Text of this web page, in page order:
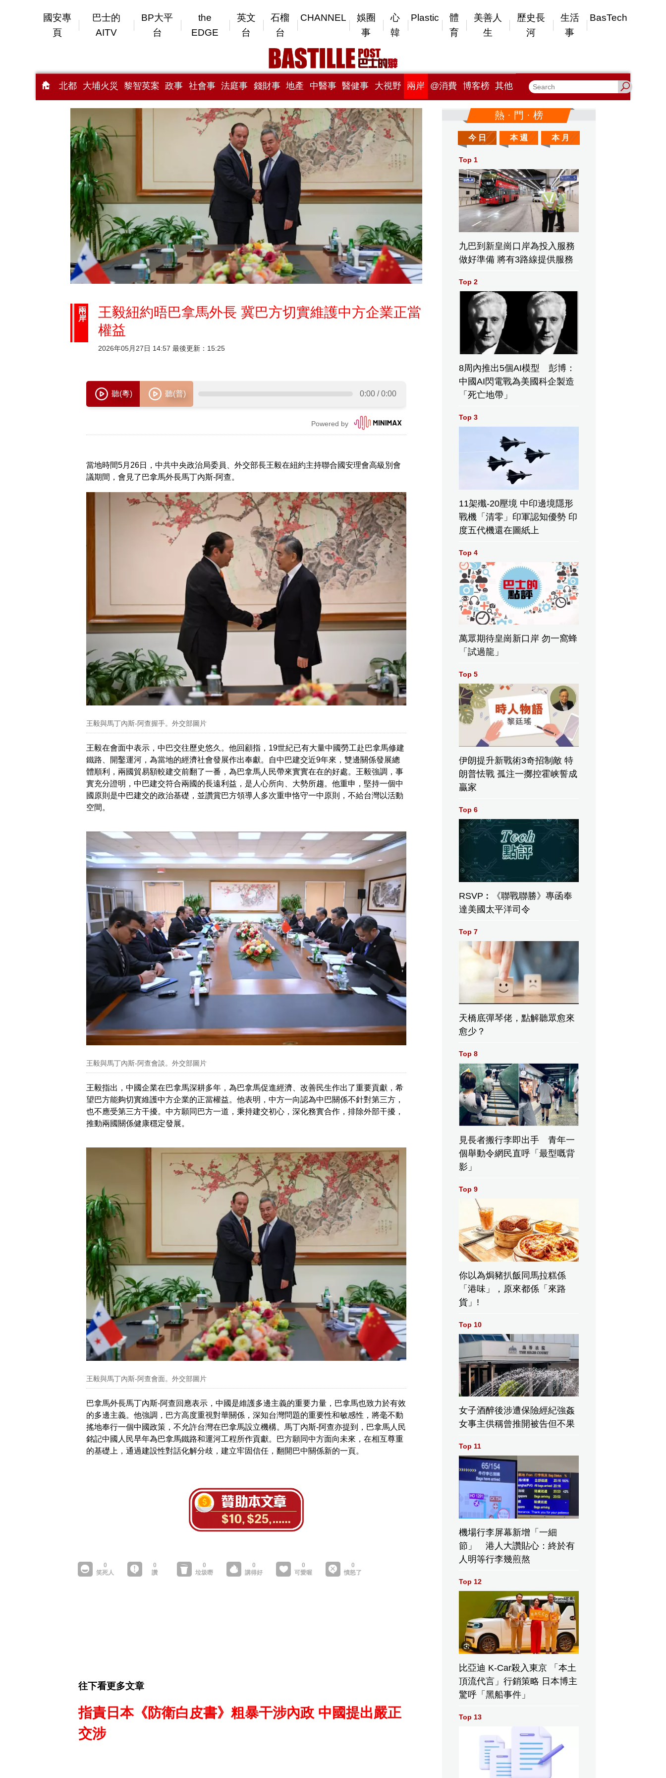
國安專
頁
巴士的
AITV
BP大平
台
the
EDGE
英文
台
石榴
台
CHANNEL
娛圈
事
心
韓
Plastic
體
育
美善人
生
歷史長
河
生活
事
BasTech
北都 大埔火災 黎智英案 政事 社會事 法庭事 錢財事 地產 中醫事 醫健事 大視野 兩岸 @消費 博客榜 其他
兩
岸
王毅紐約晤巴拿馬外長 冀巴方切實維護中方企業正當
權益
2026年05月27日 14:57 最後更新：15:25
當地時間5月26日，中共中央政治局委員、外交部長王毅在紐約主持聯合國安理會高級別會
議期間，會見了巴拿馬外長馬丁內斯-阿查。
王毅與馬丁內斯-阿查握手。外交部圖片
王毅在會面中表示，中巴交往歷史悠久。他回顧指，19世紀已有大量中國勞工赴巴拿馬修建
鐵路、開鑿運河，為當地的經濟社會發展作出奉獻。自中巴建交近9年來，雙邊關係發展總
體順利，兩國貿易額較建交前翻了一番，為巴拿馬人民帶來實實在在的好處。王毅強調，事
實充分證明，中巴建交符合兩國的長遠利益，是人心所向、大勢所趨。他重申，堅持一個中
國原則是中巴建交的政治基礎，並讚賞巴方領導人多次重申恪守一中原則，不給台灣以活動
空間。
王毅與馬丁內斯-阿查會談。外交部圖片
王毅指出，中國企業在巴拿馬深耕多年，為巴拿馬促進經濟、改善民生作出了重要貢獻，希
望巴方能夠切實維護中方企業的正當權益。他表明，中方一向認為中巴關係不針對第三方，
也不應受第三方干擾。中方願同巴方一道，秉持建交初心，深化務實合作，排除外部干擾，
推動兩國關係健康穩定發展。
王毅與馬丁內斯-阿查會面。外交部圖片
巴拿馬外長馬丁內斯-阿查回應表示，中國是維護多邊主義的重要力量，巴拿馬也致力於有效
的多邊主義。他強調，巴方高度重視對華關係，深知台灣問題的重要性和敏感性，將毫不動
搖地奉行一個中國政策，不允許台灣在巴拿馬設立機構。馬丁內斯-阿查亦提到，巴拿馬人民
銘記中國人民早年為巴拿馬鐵路和運河工程所作貢獻。巴方願同中方面向未來，在相互尊重
的基礎上，通過建設性對話化解分歧，建立牢固信任，翻開巴中關係新的一頁。
往下看更多文章
指責日本《防衛白皮書》粗暴干涉內政 中國提出嚴正
交涉
熱 · 門 · 榜
今 日 本 週 本 月
Top 1
九巴到新皇崗口岸為投入服務
做好準備 將有3路線提供服務
Top 2
8周內推出5個AI模型 彭博：
中國AI閃電戰為美國科企製造
「死亡地帶」
Top 3
11架殲-20壓境 中印邊境隱形
戰機「清零」印軍認知優勢 印
度五代機還在圖紙上
Top 4
萬眾期待皇崗新口岸 勿一窩蜂
「試過龍」
Top 5
伊朗提升新戰術3奇招制敵 特
朗普怯戰 孤注一擲控霍峡誓成
贏家
Top 6
RSVP︰《聯戰聯勝》專函奉
達美國太平洋司令
Top 7
天橋底彈琴佬，點解聽眾愈來
愈少？
Top 8
見長者搬行李即出手 青年一
個舉動令網民直呼「最型嘅背
影」
Top 9
你以為焗豬扒飯同馬拉糕係
「港味」，原來都係「來路
貨」!
Top 10
女子酒醉後涉遭保險經紀強姦
女事主供稱曾推開被告但不果
Top 11
機場行李屏幕新增「一細
節」 港人大讚貼心：終於有
人明等行李幾煎熬
Top 12
比亞迪 K-Car殺入東京 「本土
頂流代言」行銷策略 日本博主
驚呼「黑船事件」
Top 13